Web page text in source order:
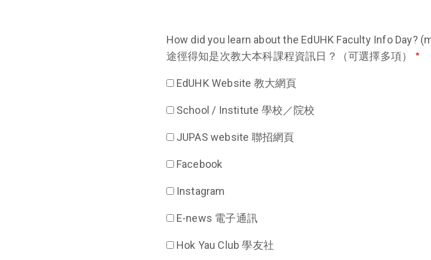
How did you learn about the EdUHK Faculty Info Day?
途徑得知是次教大本科課程資訊日？（可選擇多項）
EdUHK Website 教大網頁
School / Institute 學校／院校
JUPAS website 聯招網頁
Facebook
Instagram
E-news 電子通訊
Hok Yau Club 學友社